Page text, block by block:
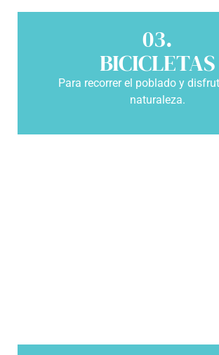
03.
BICICLETAS
Para recorrer el poblado y
naturaleza.